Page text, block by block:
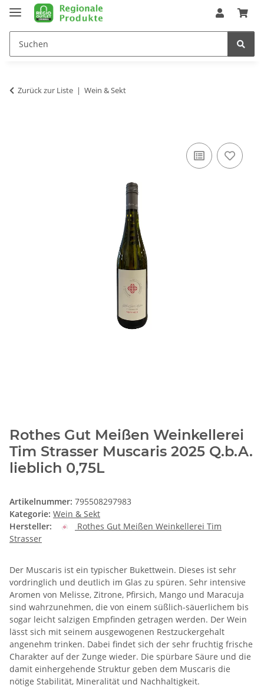
Zurück zur Liste Wein & Sekt
Rothes Gut Meißen Weinkellerei
Tim Strasser Muscaris 2025 Q.b.A.
lieblich 0,75L
Artikelnummer: 795508297983
Kategorie: Wein & Sekt
Hersteller:
Rothes Gut Meißen Weinkellerei Tim
Strasser
Der Muscaris ist ein typischer Bukettwein. Dieses ist sehr
vordringlich und deutlich im Glas zu spüren. Sehr intensive
Aromen von Melisse, Zitrone, Pfirsich, Mango und Maracuja
sind wahrzunehmen, die von einem süßlich-säuerlichem bis
sogar leicht salzigen Empfinden getragen werden. Der Wein
lässt sich mit seinem ausgewogenen Restzuckergehalt
angenehm trinken. Dabei findet sich der sehr fruchtig frische
Charakter auf der Zunge wieder. Die spürbare Säure und die
damit einhergehende Struktur geben dem Muscaris die
nötige Stabilität, Mineralität und Nachhaltigkeit.